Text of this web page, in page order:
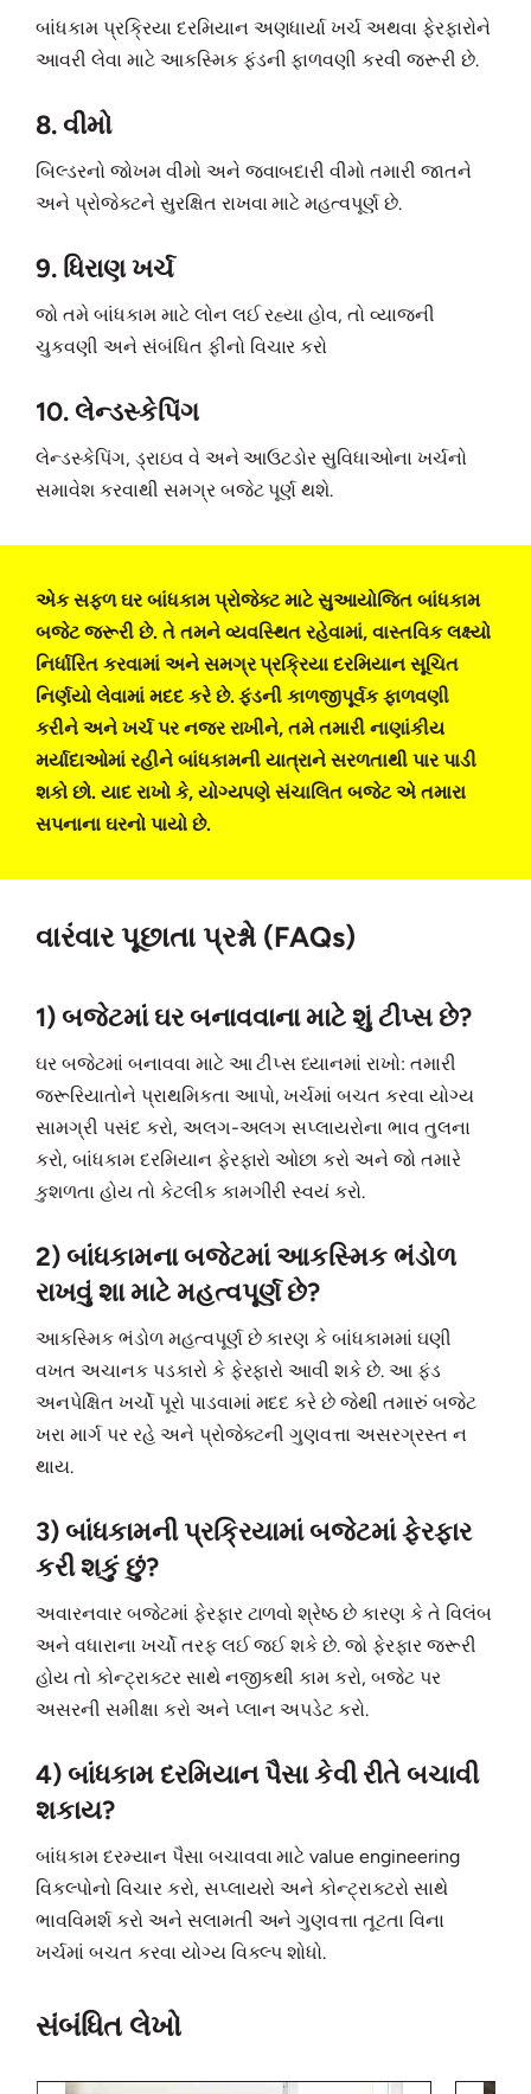
બાંધકામ પ્રક્રિયા દરમિયાન અણધાર્યા ખર્ચ અથવા ફેરફારોને
આવરી લેવા માટે આકસ્મિક ફંડની ફાળવણી કરવી જરૂરી છે.
8. વીમો
બિલ્ડરનો જોખમ વીમો અને જવાબદારી વીમો તમારી જાતને
અને પ્રોજેક્ટને સુરક્ષિત રાખવા માટે મહત્વપૂર્ણ છે.
9. ધિરાણ ખર્ચ
જો તમે બાંધકામ માટે લોન લઈ રહ્યા હોવ, તો વ્યાજની
ચુકવણી અને સંબંધિત ફીનો વિચાર કરો
10. લેન્ડસ્કેપિંગ
લેન્ડસ્કેપિંગ, ડ્રાઇવ વે અને આઉટડોર સુવિધાઓના ખર્ચનો
સમાવેશ કરવાથી સમગ્ર બજેટ પૂર્ણ થશે.
એક સફળ ઘર બાંધકામ પ્રોજેક્ટ માટે સુઆયોજિત બાંધકામ
બજેટ જરૂરી છે. તે તમને વ્યવસ્થિત રહેવામાં, વાસ્તવિક લક્ષ્યો
નિર્ધારિત કરવામાં અને સમગ્ર પ્રક્રિયા દરમિયાન સૂચિત
નિર્ણયો લેવામાં મદદ કરે છે. ફંડની કાળજીપૂર્વક ફાળવણી
કરીને અને ખર્ચ પર નજર રાખીને, તમે તમારી નાણાંકીય
મર્યાદાઓમાં રહીને બાંધકામની યાત્રાને સરળતાથી પાર પાડી
શકો છો. યાદ રાખો કે, યોગ્યપણે સંચાલિત બજેટ એ તમારા
સપનાના ઘરનો પાયો છે.
વારંવાર પૂછાતા પ્રશ્નો (FAQs)
1) બજેટમાં ઘર બનાવવાના માટે શું ટીપ્સ છે?
ઘર બજેટમાં બનાવવા માટે આ ટીપ્સ ધ્યાનમાં રાખો: તમારી
જરૂરિયાતોને પ્રાથમિકતા આપો, ખર્ચમાં બચત કરવા યોગ્ય
સામગ્રી પસંદ કરો, અલગ-અલગ સપ્લાયરોના ભાવ તુલના
કરો, બાંધકામ દરમિયાન ફેરફારો ઓછા કરો અને જો તમારે
કુશળતા હોય તો કેટલીક કામગીરી સ્વયં કરો.
2) બાંધકામના બજેટમાં આકસ્મિક ભંડોળ
રાખવું શા માટે મહત્વપૂર્ણ છે?
આકસ્મિક ભંડોળ મહત્વપૂર્ણ છે કારણ કે બાંધકામમાં ઘણી
વખત અચાનક પડકારો કે ફેરફારો આવી શકે છે. આ ફંડ
અનપેક્ષિત ખર્ચો પૂરો પાડવામાં મદદ કરે છે જેથી તમારું બજેટ
ખરા માર્ગ પર રહે અને પ્રોજેક્ટની ગુણવત્તા અસરગ્રસ્ત ન
થાય.
3) બાંધકામની પ્રક્રિયામાં બજેટમાં ફેરફાર
કરી શકું છું?
અવારનવાર બજેટમાં ફેરફાર ટાળવો શ્રેષ્ઠ છે કારણ કે તે વિલંબ
અને વધારાના ખર્ચો તરફ લઈ જઈ શકે છે. જો ફેરફાર જરૂરી
હોય તો કોન્ટ્રાક્ટર સાથે નજીકથી કામ કરો, બજેટ પર
અસરની સમીક્ષા કરો અને પ્લાન અપડેટ કરો.
4) બાંધકામ દરમિયાન પૈસા કેવી રીતે બચાવી
શકાય?
બાંધકામ દરમ્યાન પૈસા બચાવવા માટે value engineering
વિકલ્પોનો વિચાર કરો, સપ્લાયરો અને કોન્ટ્રાક્ટરો સાથે
ભાવવિમર્શ કરો અને સલામતી અને ગુણવત્તા તૂટતા વિના
ખર્ચમાં બચત કરવા યોગ્ય વિકલ્પ શોધો.
સંબંધિત લેખો